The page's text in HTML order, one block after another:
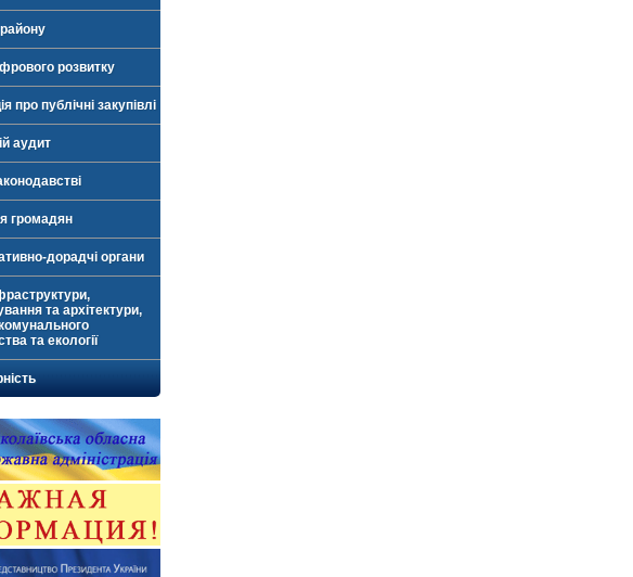
розвитку
про публічні закупівлі
аудит
громадян
дорадчі органи
та архітектури,
та екології